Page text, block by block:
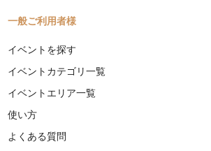
一般ご利用者様
イベントを探す
イベントカテゴリ一覧
イベントエリア一覧
使い方
よくある質問